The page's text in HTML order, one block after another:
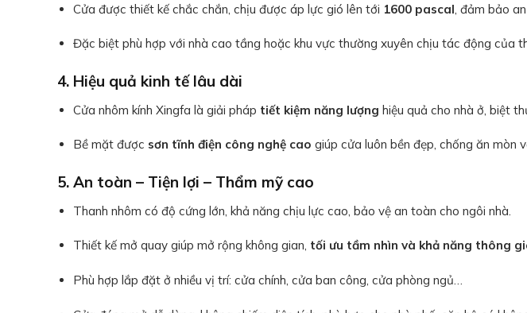
Cửa được thiết kế chắc chắn, chịu được áp lực gió lên tới 1600 pascal , đảm bảo
Đặc biệt phù hợp với nhà cao tầng hoặc khu vực thường xuyên chịu tác động của
4. Hiệu quả kinh tế lâu dài
Cửa nhôm kính Xingfa là giải pháp tiết kiệm năng lượng hiệu quả cho nhà ở, biệt
Bề mặt được sơn tĩnh điện công nghệ cao giúp cửa luôn bền đẹp, chống ăn mòn
5. An toàn – Tiện lợi – Thẩm mỹ cao
Thanh nhôm có độ cứng lớn, khả năng chịu lực cao, bảo vệ an toàn cho ngôi nhà.
Thiết kế mở quay giúp mở rộng không gian, tối ưu tầm nhìn và khả năng thông
Phù hợp lắp đặt ở nhiều vị trí: cửa chính, cửa ban công, cửa phòng ngủ…